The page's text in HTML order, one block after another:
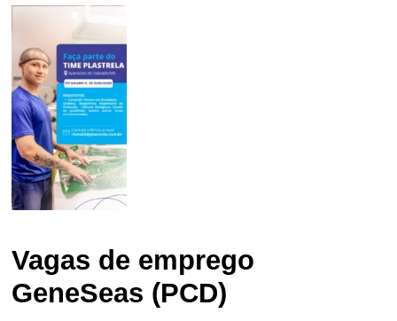
Vagas de emprego
GeneSeas (PCD)